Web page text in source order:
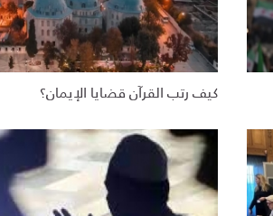
كيف رتب القرآن قضايا الإيمان؟